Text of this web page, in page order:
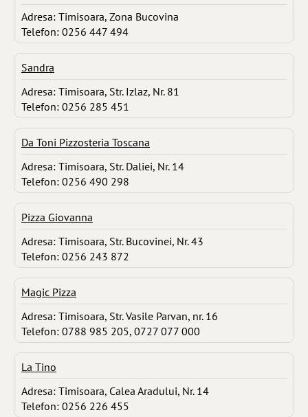
Adresa: Timisoara, Zona Bucovina
Telefon: 0256 447 494
Sandra
Adresa: Timisoara, Str. Izlaz, Nr. 81
Telefon: 0256 285 451
Da Toni Pizzosteria Toscana
Adresa: Timisoara, Str. Daliei, Nr. 14
Telefon: 0256 490 298
Pizza Giovanna
Adresa: Timisoara, Str. Bucovinei, Nr. 43
Telefon: 0256 243 872
Magic Pizza
Adresa: Timisoara, Str. Vasile Parvan, nr. 16
Telefon: 0788 985 205, 0727 077 000
La Tino
Adresa: Timisoara, Calea Aradului, Nr. 14
Telefon: 0256 226 455